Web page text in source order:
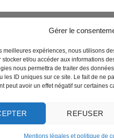
Gérer le
meilleures expériences, nous utilisons
stocker et/ou accéder aux informations
nous permettra de traiter des
les ID uniques sur ce site. Le fait de ne
peut avoir un effet négatif sur certaines
REFUSER
Mentions légales et politique de
SERVICES
de Ravel
Fréquemments Posées